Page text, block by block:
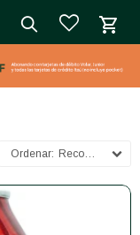
Recomendados